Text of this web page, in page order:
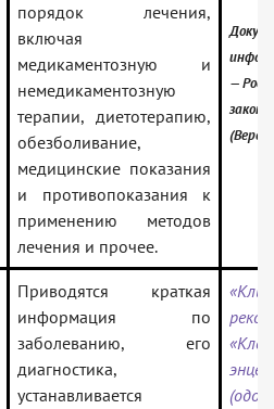
порядок лечения,
включая
медикаментозную и
немедикаментозную
терапии, диетотерапию,
обезболивание,
медицинские показания
и противопоказания к
применению методов
лечения и прочее.
—
Приводятся краткая
информация по
заболеванию, его
диагностика,
устанавливается